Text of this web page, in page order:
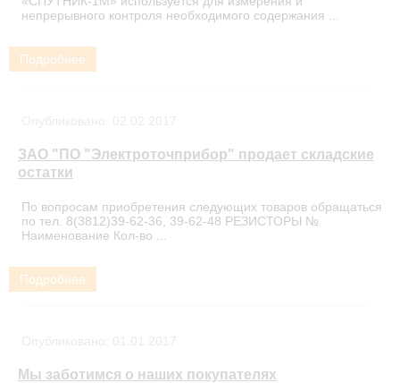
непрерывного контроля необходимого содержания ...
Подробнее
ЗАО "ПО "Электроточприбор" продает складские
остатки
По вопросам приобретения следующих товаров обращаться
по тел. 8(3812)39-62-36, 39-62-48 РЕЗИСТОРЫ №
Наименование Кол-во ...
Подробнее
Мы заботимся о наших покупателях